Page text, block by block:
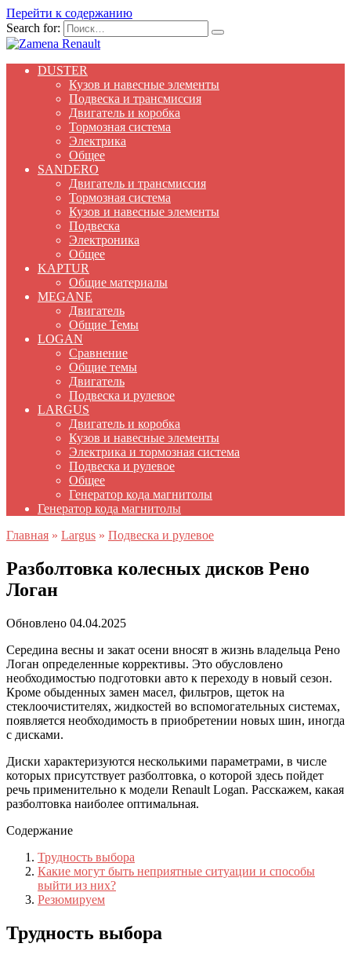
Перейти к содержанию
Search for:
DUSTER
Кузов и навесные элементы
Подвеска и трансмиссия
Двигатель и коробка
Тормозная система
Электрика
Общее
SANDERO
Двигатель и трансмиссия
Тормозная система
Кузов и навесные элементы
Подвеска
Электроника
Общее
KAPTUR
Общие материалы
MEGANE
Двигатель
Общие Темы
LOGAN
Сравнение
Общие темы
Двигатель
Подвеска и рулевое
LARGUS
Двигатель и коробка
Кузов и навесные элементы
Электрика и тормозная система
Подвеска и рулевое
Общее
Генератор кода магнитолы
Генератор кода магнитолы
Главная » Largus » Подвеска и рулевое
Разболтовка колесных дисков Рено
Логан
Обновлено 04.04.2025
Середина весны и закат осени вносят в жизнь владельца Рено
Логан определенные коррективы. Это обусловлено
необходимостью подготовки авто к переходу в новый сезон.
Кроме обыденных замен масел, фильтров, щеток на
стеклоочистителях, жидкостей во вспомогательных системах,
появляется необходимость в приобретении новых шин, иногда
с дисками.
Диски характеризуются несколькими параметрами, в числе
которых присутствует разболтовка, о которой здесь пойдет
речь применительно к модели Renault Logan. Расскажем, какая
разболтовка наиболее оптимальная.
Содержание
Трудность выбора
Какие могут быть неприятные ситуации и способы
выйти из них?
Резюмируем
Трудность выбора